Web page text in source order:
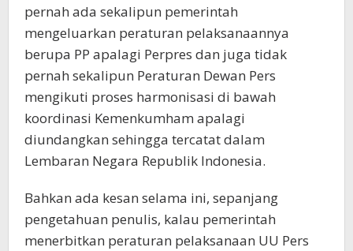
pernah ada sekalipun pemerintah
mengeluarkan peraturan pelaksanaannya
berupa PP apalagi Perpres dan juga tidak
pernah sekalipun Peraturan Dewan Pers
mengikuti proses harmonisasi di bawah
koordinasi Kemenkumham apalagi
diundangkan sehingga tercatat dalam
Lembaran Negara Republik Indonesia.
Bahkan ada kesan selama ini, sepanjang
pengetahuan penulis, kalau pemerintah
menerbitkan peraturan pelaksanaan UU Pers